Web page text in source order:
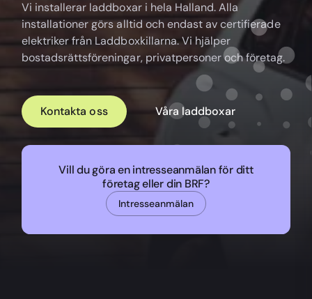
Vi installerar laddboxar i hela Halland. Alla
installationer görs alltid och endast av certifierade
elektriker från Laddboxkillarna. Vi hjälper
bostadsrättsföreningar, privatpersoner och företag.
Kontakta oss Våra laddboxar
Vill du göra en intresseanmälan för ditt
företag eller din BRF?
Intresseanmälan